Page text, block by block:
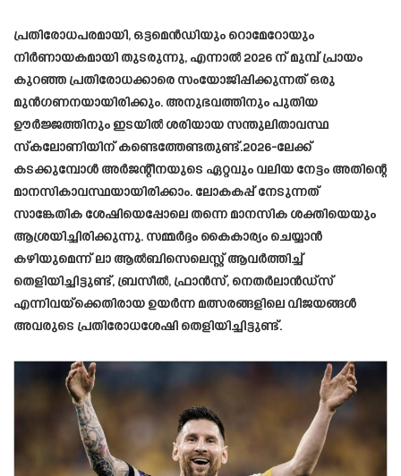
പ്രതിരോധപരമായി, ഒട്ടമെൻഡിയും റൊമേറോയും
നിർണായകമായി തുടരുന്നു, എന്നാൽ 2026 ന് മുമ്പ് പ്രായം
കുറഞ്ഞ പ്രതിരോധക്കാരെ സംയോജിപ്പിക്കുന്നത് ഒരു
മുൻ‌ഗണനയായിരിക്കും. അനുഭവത്തിനും പുതിയ
ഊർജ്ജത്തിനും ഇടയിൽ ശരിയായ സന്തുലിതാവസ്ഥ
സ്കലോണിയിന് കണ്ടെത്തേണ്ടതുണ്ട്.2026-ലേക്ക്
കടക്കുമ്പോൾ അർജന്റീനയുടെ ഏറ്റവും വലിയ നേട്ടം അതിന്റെ
മാനസികാവസ്ഥയായിരിക്കാം. ലോകകപ്പ് നേടുന്നത്
സാങ്കേതിക ശേഷിയെപ്പോലെ തന്നെ മാനസിക ശക്തിയെയും
ആശ്രയിച്ചിരിക്കുന്നു. സമ്മർദ്ദം കൈകാര്യം ചെയ്യാൻ
കഴിയുമെന്ന് ലാ ആൽബിസെലെസ്റ്റ് ആവർത്തിച്ച്
തെളിയിച്ചിട്ടുണ്ട്, ബ്രസീൽ, ഫ്രാൻസ്, നെതർലാൻഡ്‌സ്
എന്നിവയ്‌ക്കെതിരായ ഉയർന്ന മത്സരങ്ങളിലെ വിജയങ്ങൾ
അവരുടെ പ്രതിരോധശേഷി തെളിയിച്ചിട്ടുണ്ട്.